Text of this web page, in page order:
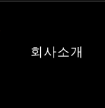
​회사소개